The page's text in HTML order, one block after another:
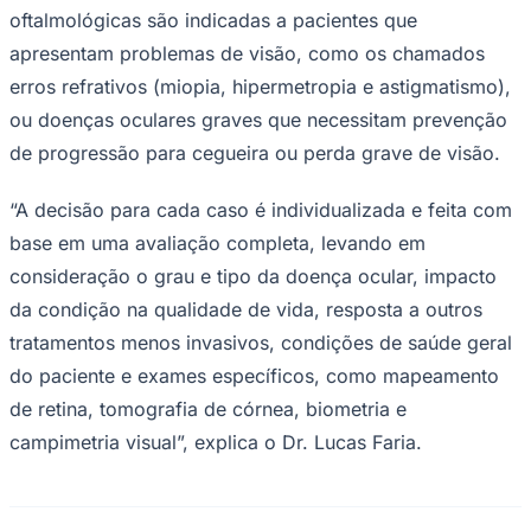
oftalmológicas são indicadas a pacientes que
apresentam problemas de visão, como os chamados
erros refrativos (miopia, hipermetropia e astigmatismo),
ou doenças oculares graves que necessitam prevenção
de progressão para cegueira ou perda grave de visão.
“A decisão para cada caso é individualizada e feita com
base em uma avaliação completa, levando em
consideração o grau e tipo da doença ocular, impacto
da condição na qualidade de vida, resposta a outros
tratamentos menos invasivos, condições de saúde geral
do paciente e exames específicos, como mapeamento
de retina, tomografia de córnea, biometria e
campimetria visual”, explica o Dr. Lucas Faria.